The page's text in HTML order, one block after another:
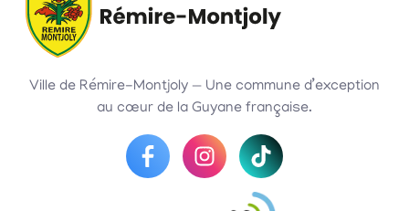
Ville de Rémire-Montjoly — Une commune d’exception
au cœur de la Guyane française.